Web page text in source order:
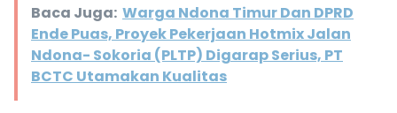
Baca Juga: Warga Ndona Timur Dan DPRD
Ende Puas, Proyek Pekerjaan Hotmix Jalan
Ndona- Sokoria (PLTP) Digarap Serius, PT
BCTC Utamakan Kualitas